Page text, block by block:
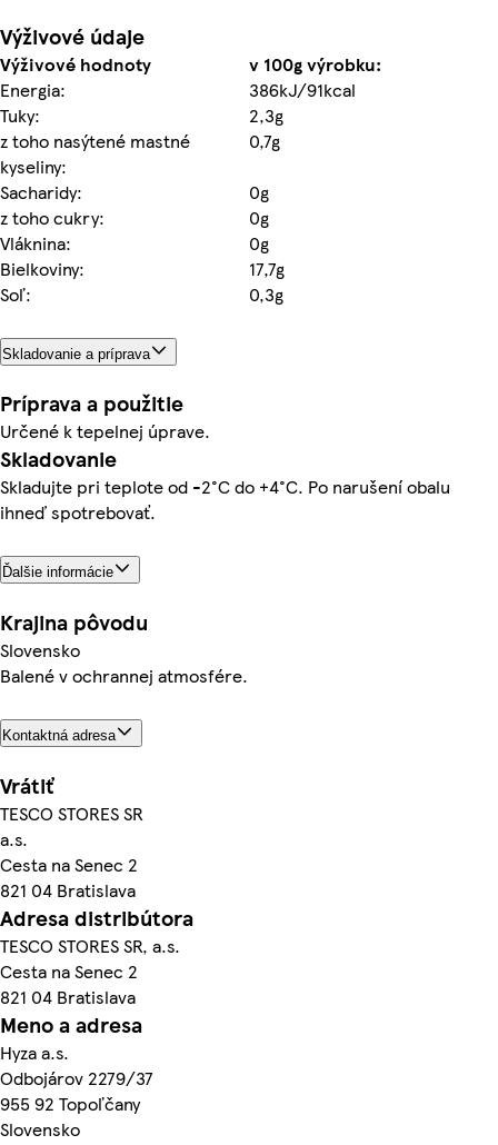
Výživové údaje
Výživové hodnoty
v 100g výrobku:
Energia:
386kJ/91kcal
Tuky:
2,3g
z toho nasýtené mastné
kyseliny:
0,7g
Sacharidy:
0g
z toho cukry:
0g
Vláknina:
0g
Bielkoviny:
17,7g
Soľ:
0,3g
Skladovanie a príprava
Príprava a použitie
Určené k tepelnej úprave.
Skladovanie
Skladujte pri teplote od -2°C do +4°C. Po narušení obalu
ihneď spotrebovať.
Ďalšie informácie
Krajina pôvodu
Slovensko
Balené v ochrannej atmosfére.
Kontaktná adresa
Vrátiť
TESCO STORES SR
a.s.
Cesta na Senec 2
821 04 Bratislava
Adresa distribútora
TESCO STORES SR, a.s.
Cesta na Senec 2
821 04 Bratislava
Meno a adresa
Hyza a.s.
Odbojárov 2279/37
955 92 Topoľčany
Slovensko